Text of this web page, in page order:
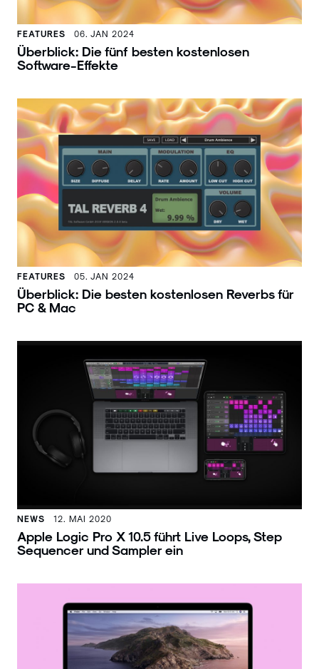
FEATURES 06. JAN 2024
Überblick: Die fünf besten kostenlosen
Software-Effekte
FEATURES 05. JAN 2024
Überblick: Die besten kostenlosen Reverbs für
PC & Mac
NEWS 12. MAI 2020
Apple Logic Pro X 10.5 führt Live Loops, Step
Sequencer und Sampler ein